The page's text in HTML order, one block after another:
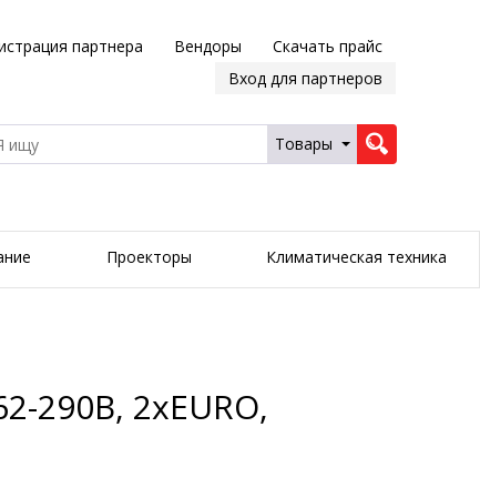
партнера Вендоры
Скачать прайс
Вход для партнеров
Товары
Проекторы Климатическая техника
290В, 2хEURO,